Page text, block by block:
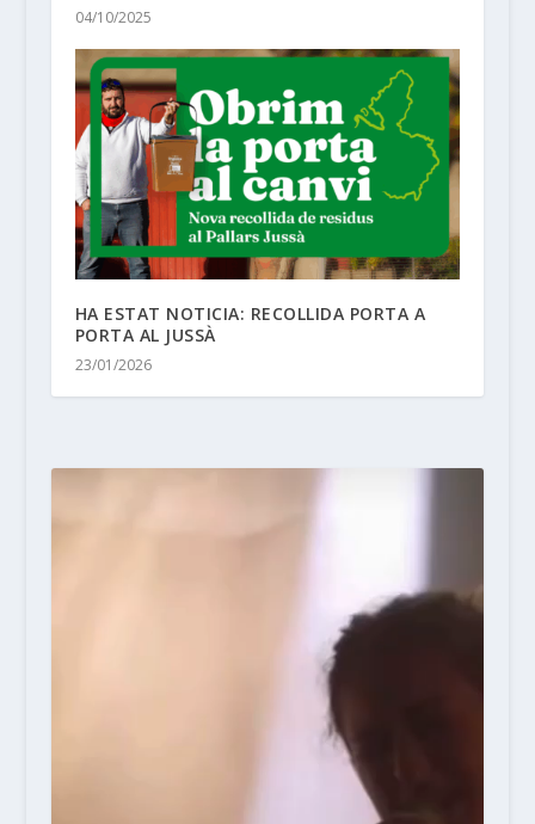
04/10/2025
HA ESTAT NOTICIA: RECOLLIDA PORTA A
PORTA AL JUSSÀ
23/01/2026